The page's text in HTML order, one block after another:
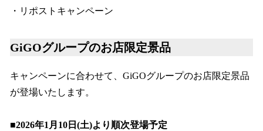
・リポストキャンペーン
GiGOグループのお店限定景品
キャンペーンに合わせて、GiGOグループのお店限定景品
が登場いたします。
■2026年1月10日(土)より順次登場予定